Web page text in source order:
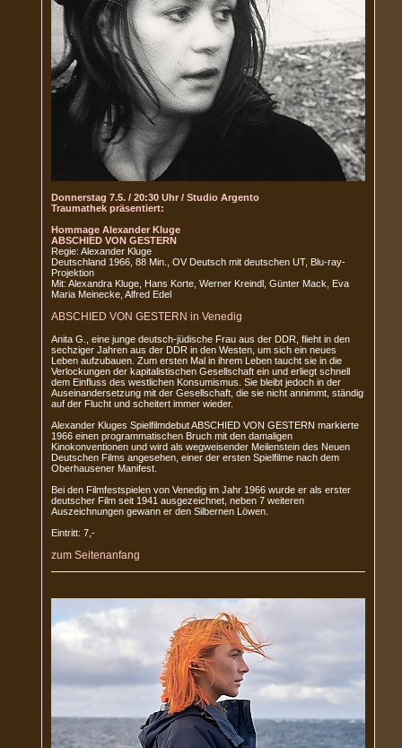
Donnerstag 7.5. / 20:30 Uhr / Studio Argento
Traumathek präsentiert:
Hommage Alexander Kluge
ABSCHIED VON GESTERN
Regie: Alexander Kluge
Deutschland 1966, 88 Min., OV Deutsch mit deutschen UT, Blu-ray-
Projektion
Mit: Alexandra Kluge, Hans Korte, Werner Kreindl, Günter Mack, Eva
Maria Meinecke, Alfred Edel
ABSCHIED VON GESTERN in Venedig
Anita G., eine junge deutsch-jüdische Frau aus der DDR, flieht in den
sechziger Jahren aus der DDR in den Westen, um sich ein neues
Leben aufzubauen. Zum ersten Mal in ihrem Leben taucht sie in die
Verlockungen der kapitalistischen Gesellschaft ein und erliegt schnell
dem Einfluss des westlichen Konsumismus. Sie bleibt jedoch in der
Auseinandersetzung mit der Gesellschaft, die sie nicht annimmt, ständig
auf der Flucht und scheitert immer wieder.
Alexander Kluges Spielfilmdebut ABSCHIED VON GESTERN markierte
1966 einen programmatischen Bruch mit den damaligen
Kinokonventionen und wird als wegweisender Meilenstein des Neuen
Deutschen Films angesehen, einer der ersten Spielfilme nach dem
Oberhausener Manifest.
Bei den Filmfestspielen von Venedig im Jahr 1966 wurde er als erster
deutscher Film seit 1941 ausgezeichnet, neben 7 weiteren
Auszeichnungen gewann er den Silbernen Löwen.
Eintritt: 7,-
zum Seitenanfang